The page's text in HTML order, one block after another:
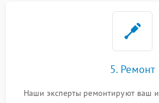
5. Ремонт
Наши эксперты ремонтируют ваш